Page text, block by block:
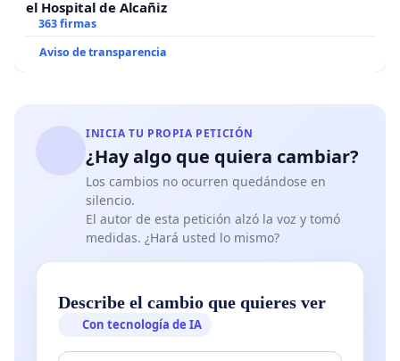
el Hospital de Alcañiz
363 firmas
Aviso de transparencia
INICIA TU PROPIA PETICIÓN
¿Hay algo que quiera cambiar?
Los cambios no ocurren quedándose en
silencio.
El autor de esta petición alzó la voz y tomó
medidas. ¿Hará usted lo mismo?
Describe el cambio que quieres ver
Con tecnología de IA